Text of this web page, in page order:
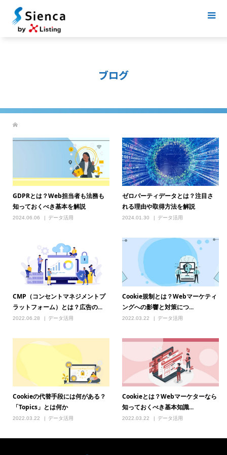
ブログ
GDPRとは？Web担当者も法務も
知っておくべき基本を解説
2024.06.06 データ活用
ゼロパーティデータとは？注目さ
れる理由や取得方法を解説
2024.01.30 データ活用
CMP（コンセントマネジメントプ
ラットフォーム）とは？広告の...
2022.06.28 データ活用
Cookie規制とは？Webマーケティ
ングへの影響と対策につ...
2022.03.22 データ活用
Cookieの代替手段には何がある？
「Topics」とは何か
2022.03.22 データ活用
Cookieとは？Webマーケターなら
知っておくべき基本知識...
2022.03.22 データ活用